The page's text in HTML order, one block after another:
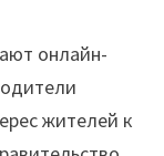
онлайн-
жителей к